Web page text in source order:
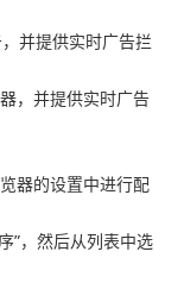
并提供实时广告拦
，并提供实时广告
器的设置中进行配
”，然后从列表中选